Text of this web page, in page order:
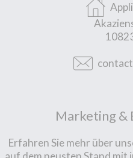
Marketing
Erfahren Sie mehr über